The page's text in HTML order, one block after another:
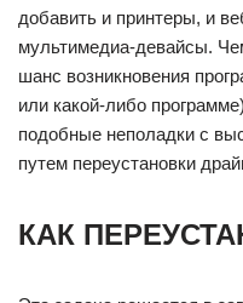
добавить и принтеры, и
мультимедиа-девайсы.
шанс возникновения
или какой-либо
подобные неполадки с
путем переустановки
КАК